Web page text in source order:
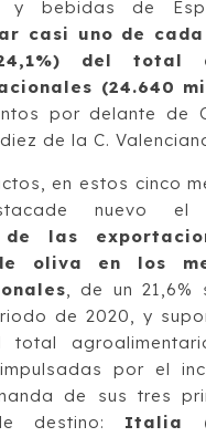
y bebidas de
casi uno de
del total
(24.640
por delante de
de la C.
en estos cinco
nuevo el
de las
oliva en los
, de un 21,6%
de 2020, y
total
por el
de sus tres
destino: Italia